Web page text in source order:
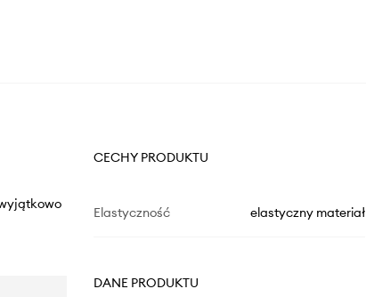
CECHY PRODUKTU
Elastyczność elastyczny materiał
DANE PRODUKTU